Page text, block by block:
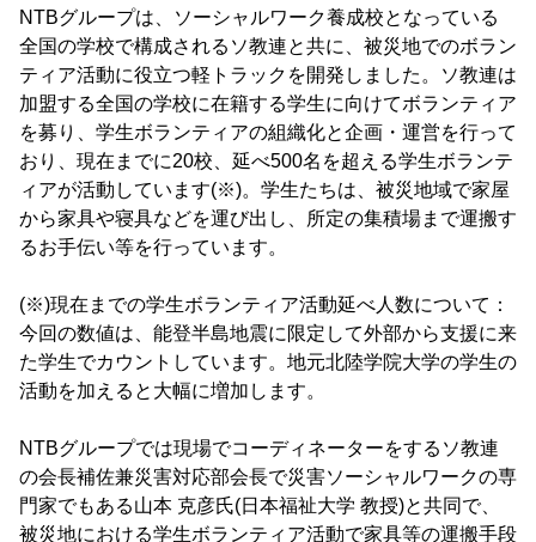
NTBグループは、ソーシャルワーク養成校となっている
全国の学校で構成されるソ教連と共に、被災地でのボラン
ティア活動に役立つ軽トラックを開発しました。ソ教連は
加盟する全国の学校に在籍する学生に向けてボランティア
を募り、学生ボランティアの組織化と企画・運営を行って
おり、現在までに20校、延べ500名を超える学生ボランテ
ィアが活動しています(※)。学生たちは、被災地域で家屋
から家具や寝具などを運び出し、所定の集積場まで運搬す
るお手伝い等を行っています。
(※)現在までの学生ボランティア活動延べ人数について：
今回の数値は、能登半島地震に限定して外部から支援に来
た学生でカウントしています。地元北陸学院大学の学生の
活動を加えると大幅に増加します。
NTBグループでは現場でコーディネーターをするソ教連
の会長補佐兼災害対応部会長で災害ソーシャルワークの専
門家でもある山本 克彦氏(日本福祉大学 教授)と共同で、
被災地における学生ボランティア活動で家具等の運搬手段